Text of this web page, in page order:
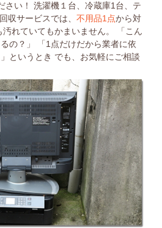
さい！
洗濯機１台、冷蔵庫1台、テ
収サービスでは、 不用品1点から対
れていてもかまいません。
「こん
の？」
「1点だけだから業者に依
というとき でも、お気軽にご相談